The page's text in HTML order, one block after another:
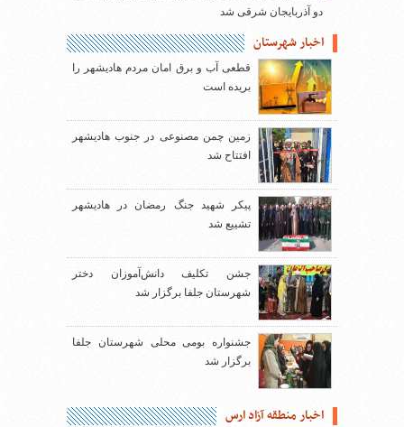
دو آذربایجان شرقی شد
اخبار شهرستان
قطعی آب و برق امان مردم هادیشهر را
بریده است
زمین چمن مصنوعی در جنوب هادیشهر
افتتاح شد
پیکر شهید جنگ رمضان در هادیشهر
تشییع شد
جشن تکلیف دانش‌آموزان دختر
شهرستان جلفا برگزار شد
جشنواره بومی محلی شهرستان جلفا
برگزار شد
اخبار منطقه آزاد ارس